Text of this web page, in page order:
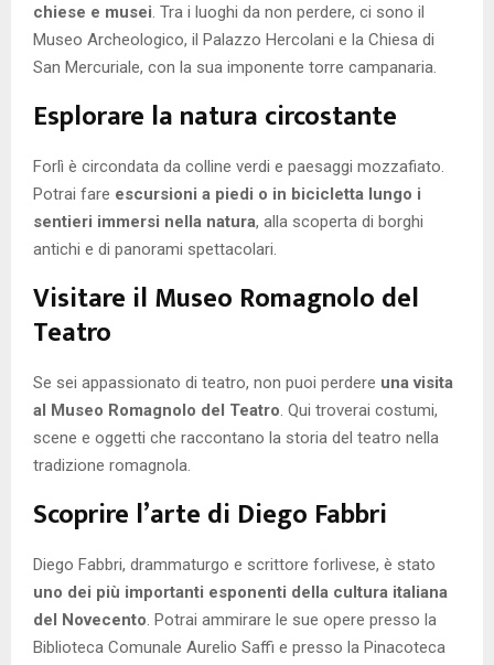
chiese e musei. Tra i luoghi da non perdere, ci sono il
Museo Archeologico, il Palazzo Hercolani e la Chiesa di
San Mercuriale, con la sua imponente torre campanaria.
Esplorare la natura circostante
Forlì è circondata da colline verdi e paesaggi mozzafiato.
Potrai fare escursioni a piedi o in bicicletta lungo i
sentieri immersi nella natura, alla scoperta di borghi
antichi e di panorami spettacolari.
Visitare il Museo Romagnolo del
Teatro
Se sei appassionato di teatro, non puoi perdere una visita
al Museo Romagnolo del Teatro. Qui troverai costumi,
scene e oggetti che raccontano la storia del teatro nella
tradizione romagnola.
Scoprire l’arte di Diego Fabbri
Diego Fabbri, drammaturgo e scrittore forlivese, è stato
uno dei più importanti esponenti della cultura italiana
del Novecento. Potrai ammirare le sue opere presso la
Biblioteca Comunale Aurelio Saffi e presso la Pinacoteca